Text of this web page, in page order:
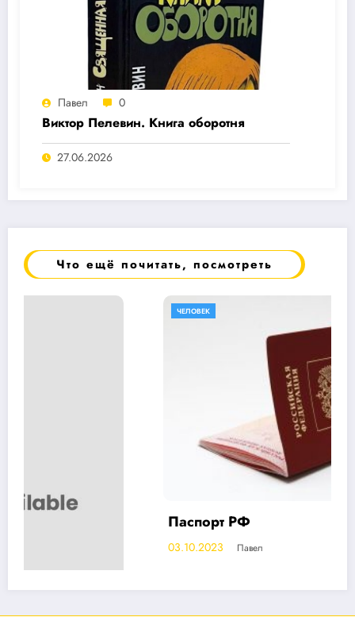
Павел 0
Виктор Пелевин. Книга оборотня
27.06.2026
Что ещё почитать, посмотреть